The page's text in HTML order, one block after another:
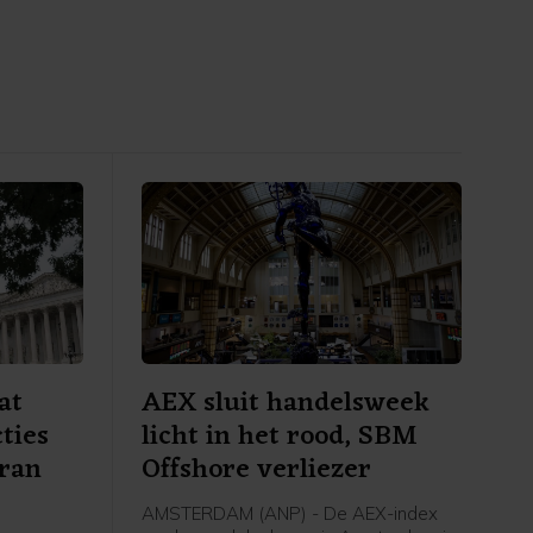
AEX sluit handelsweek
licht in het rood, SBM
Offshore verliezer
AMSTERDAM (ANP) - De AEX-index